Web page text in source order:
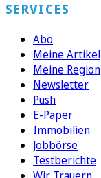
SERVICES
Abo
Meine Artikel
Meine Region
Newsletter
Push
E-Paper
Immobilien
Jobbörse
Testberichte